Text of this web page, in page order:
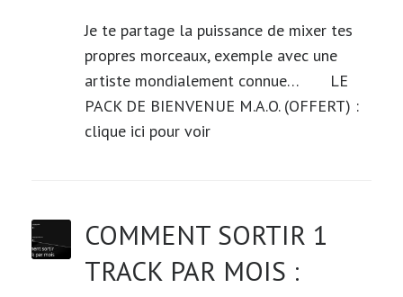
Je te partage la puissance de mixer tes
propres morceaux, exemple avec une
artiste mondialement connue… LE
PACK DE BIENVENUE M.A.O. (OFFERT) :
clique ici pour voir
COMMENT SORTIR 1
TRACK PAR MOIS :